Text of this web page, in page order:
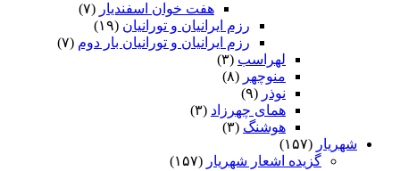
هفت خوان اسفندیار (۷)
رزم ایرانیان و تورانیان (۱۹)
رزم ایرانیان و تورانیان بار دوم (۷)
لهراسب (۳)
منوچهر (۸)
نوذر (۹)
هماى چهرزاد (۳)
هوشنگ (۳)
شهریار (۱۵۷)
گزیده اشعار شهریار (۱۵۷)